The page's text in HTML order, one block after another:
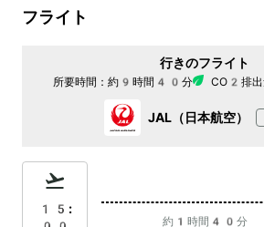
フライト
行きのフライト
所要時間： 約9時間40分 CO2排出
JAL（日本航空）
15:
約1時間40分